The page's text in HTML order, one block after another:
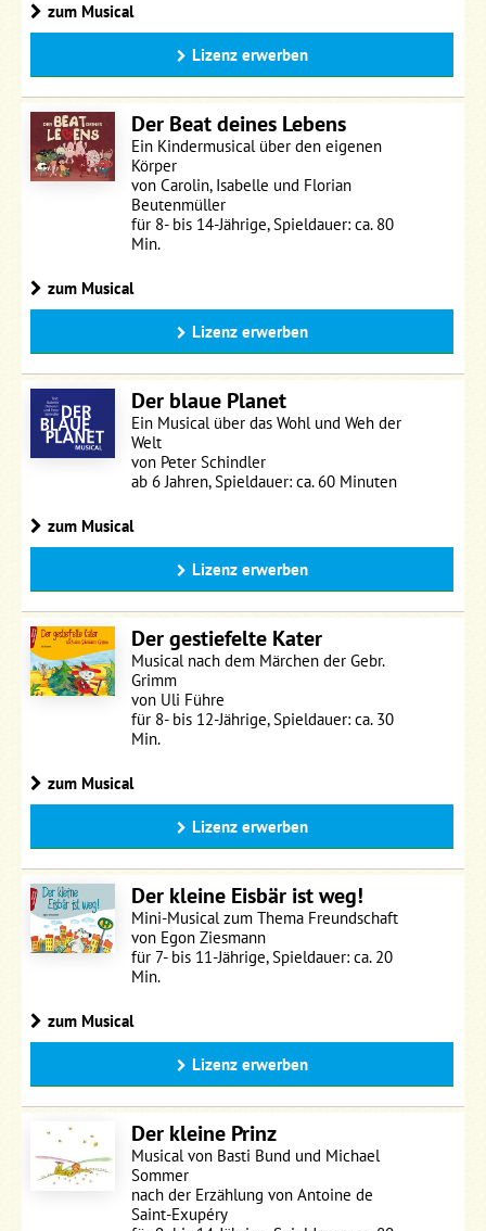
zum Musical
Lizenz erwerben
Der Beat deines Lebens
Ein Kindermusical über den eigenen
Körper
von Carolin, Isabelle und Florian
Beutenmüller
für 8- bis 14-Jährige, Spieldauer: ca. 80
Min.
zum Musical
Lizenz erwerben
Der blaue Planet
Ein Musical über das Wohl und Weh der
Welt
von Peter Schindler
ab 6 Jahren, Spieldauer: ca. 60 Minuten
zum Musical
Lizenz erwerben
Der gestiefelte Kater
Musical nach dem Märchen der Gebr.
Grimm
von Uli Führe
für 8- bis 12-Jährige, Spieldauer: ca. 30
Min.
zum Musical
Lizenz erwerben
Der kleine Eisbär ist weg!
Mini-Musical zum Thema Freundschaft
von Egon Ziesmann
für 7- bis 11-Jährige, Spieldauer: ca. 20
Min.
zum Musical
Lizenz erwerben
Der kleine Prinz
Musical von Basti Bund und Michael
Sommer
nach der Erzählung von Antoine de
Saint-Exupéry